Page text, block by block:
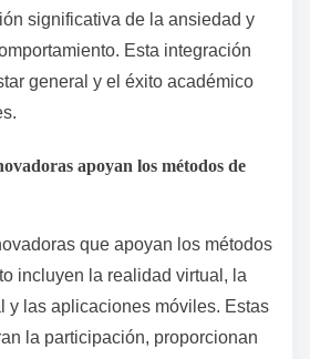
significativa de la ansiedad y
Esta integración
general y el éxito académico
apoyan los métodos de
que apoyan los métodos
incluyen la realidad virtual, la
y las aplicaciones móviles. Estas
la participación, proporcionan